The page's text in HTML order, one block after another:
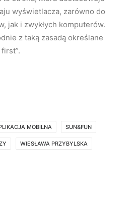
wyświetlacza, zarówno do
jak i zwykłych komputerów.
z taką zasadą określane
MOBILNA SUN&FUN
WIESŁAWA PRZYBYLSKA